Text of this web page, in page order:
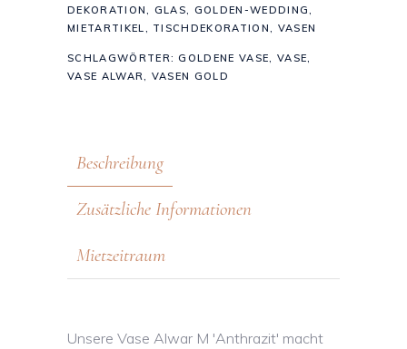
DEKORATION, GLAS, GOLDEN-WEDDING,
MIETARTIKEL, TISCHDEKORATION, VASEN
SCHLAGWÖRTER:GOLDENE VASE, VASE,
VASE ALWAR, VASEN GOLD
Beschreibung
Zusätzliche Informationen
Mietzeitraum
Unsere Vase Alwar M 'Anthrazit' macht